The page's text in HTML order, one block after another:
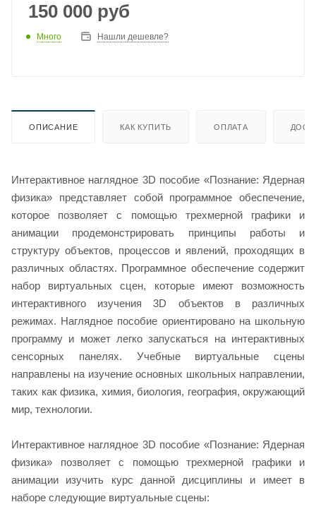
150 000 руб
Много Нашли дешевле?
ОПИСАНИЕ КАК КУПИТЬ ОПЛАТА
Интерактивное наглядное 3D пособие «Познание: Ядерная
физика» представляет собой программное обеспечение,
которое позволяет с помощью трехмерной графики и
анимации продемонстрировать принципы работы и
структуру объектов, процессов и явлений, проходящих в
различных областях. Программное обеспечение содержит
набор виртуальных сцен, которые имеют возможность
интерактивного изучения 3D объектов в различных
режимах. Наглядное пособие ориентировано на школьную
программу и может легко запускаться на интерактивных
сенсорных панелях. Учебные виртуальные сцены
направлены на изучение основных школьных направлении,
таких как физика, химия, биология, география, окружающий
мир, технологии.
Интерактивное наглядное 3D пособие «Познание: Ядерная
физика» позволяет с помощью трехмерной графики и
анимации изучить курс данной дисциплины и имеет в
наборе следующие виртуальные сцены: